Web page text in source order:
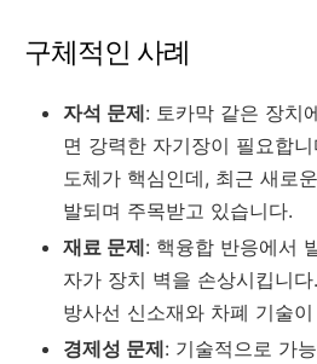
구체적인 사례
자석 문제: 토카막 같은 장치
면 강력한 자기장이 필요합
도체가 핵심인데, 최근 새로
발되며 주목받고 있습니다.
재료 문제: 핵융합 반응에서
자가 장치 벽을 손상시킵니
방사선 신소재와 차폐 기술
경제성 문제: 기술적으로 가